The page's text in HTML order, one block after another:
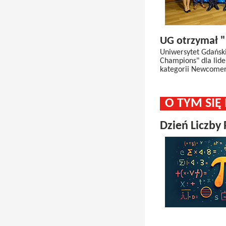
UG otrzymał
Uniwersytet
Champions" dla
kategorii
O TYM
Dzień